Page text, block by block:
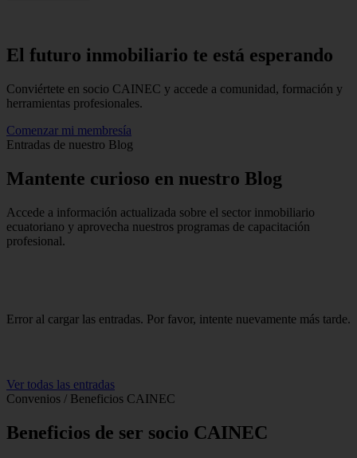
El futuro inmobiliario te está esperando
Conviértete en socio CAINEC y accede a comunidad, formación y
herramientas profesionales.
Comenzar mi membresía
Entradas de nuestro Blog
Mantente curioso en nuestro Blog
Accede a información actualizada sobre el sector inmobiliario
ecuatoriano y aprovecha nuestros programas de capacitación
profesional.
Error al cargar las entradas. Por favor, intente nuevamente más tarde.
Ver todas las entradas
Convenios / Beneficios CAINEC
Beneficios de ser socio CAINEC